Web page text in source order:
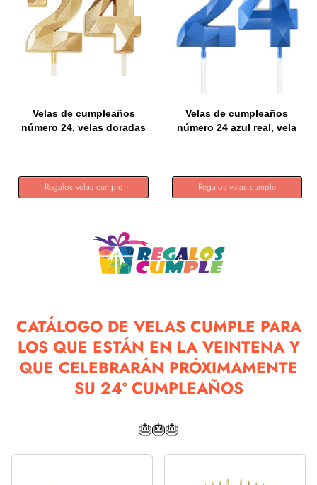
Velas de cumpleaños
número 24, velas doradas
Regalos velas cumple
Velas de cumpleaños
número 24 azul real, vela
Regalos velas cumple
CATÁLOGO DE VELAS CUMPLE PARA
LOS QUE ESTÁN EN LA VEINTENA Y
QUE CELEBRARÁN PRÓXIMAMENTE
SU 24º CUMPLEAÑOS
🎂🎂🎂